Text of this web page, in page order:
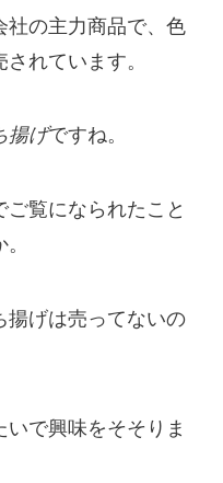
社の主力商品で、色
れています。
揚げですね。
覧になられたこと
揚げは売ってないの
いで興味をそそりま